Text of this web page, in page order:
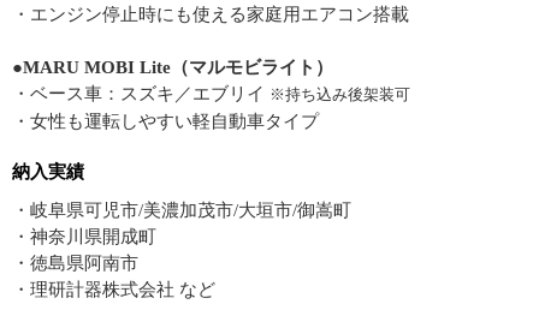
・エンジン停止時にも使える家庭用エアコン搭載
●MARU MOBI Lite（マルモビライト）
・ベース車：スズキ／エブリイ ※持ち込み後架装可
・女性も運転しやすい軽自動車タイプ
納入実績
・岐阜県可児市/美濃加茂市/大垣市/御嵩町
・神奈川県開成町
・徳島県阿南市
・理研計器株式会社 など